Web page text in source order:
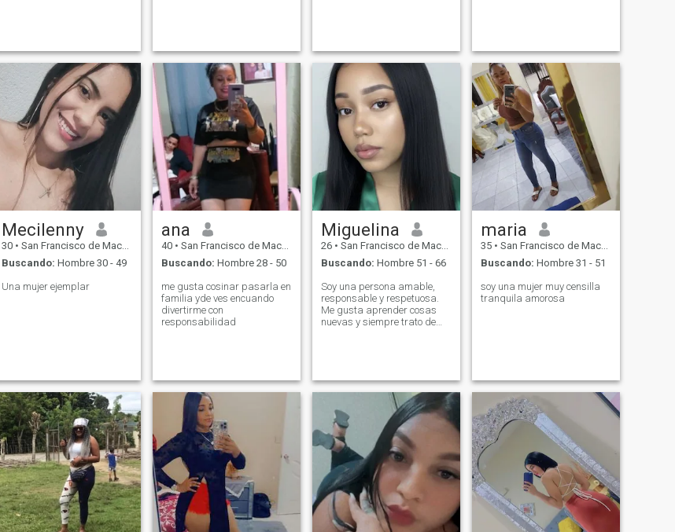
conocer a un caballero
genuino y ver a dónde puede
llevar una conexión real.
people. I like to create comfort
around me - in
Mecilenny
30 • San Francisco de Macorís, Duarte, Rep. Dominicana
Buscando: Hombre 30 - 49
Una mujer ejemplar
ana
40 • San Francisco de Macorís, Duarte, Rep. Dominicana
Buscando: Hombre 28 - 50
me gusta cosinar pasarla en
familia yde ves encuando
divertirme con
responsabilidad
Miguelina
26 • San Francisco de Macorís, Duarte, Rep. Dominicana
Buscando: Hombre 51 - 66
Soy una persona amable,
responsable y respetuosa.
Me gusta aprender cosas
nuevas y siempre trato de
que quiero, escuchar música,
conocer lugares nuevos y
seguir creciendo tanto en lo
personal como en lo
profesional.
maria
35 • San Francisco de Macorís, Duarte, Rep. Dominicana
Buscando: Hombre 31 - 51
soy una mujer muy censilla
tranquila amorosa